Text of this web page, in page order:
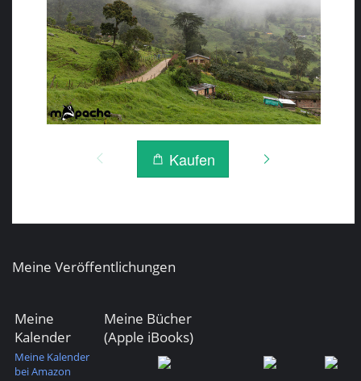
Meine Veröffentlichungen
Meine
Kalender
Meine Bücher
(Apple iBooks)
Meine Kalender
bei Amazon